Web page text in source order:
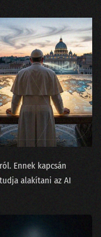
MI után sírnak
185 - Politikusok és hekkerek a State of AI második részében
184 - A State of AI tanulmány idén is megéri a pénzét
183 - Radikális MI-optimizmus vagy kígyóolaj-szindróma?
egy MI-kutató?
Ennek kapcsán
alakítani az AI